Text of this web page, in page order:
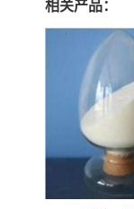
相关产品：